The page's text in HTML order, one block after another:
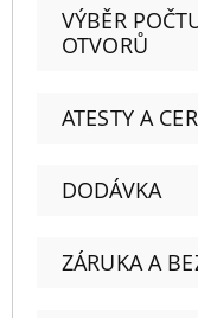
VÝBĚR
OTVORŮ
ATESTY A
DODÁVKA
ZÁRUKA A